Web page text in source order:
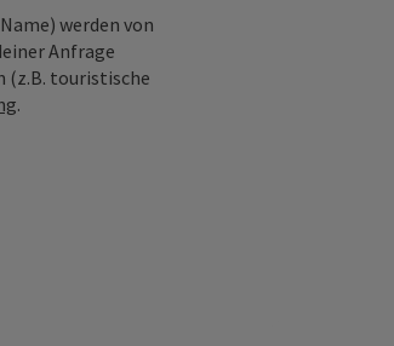
werden von
Anfrage
(z.B. touristische
.